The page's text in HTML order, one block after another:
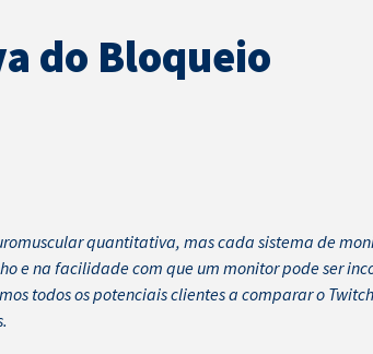
do Bloqueio
quantitativa, mas cada sistema de
e na facilidade com que um monitor pode ser
todos os potenciais clientes a comparar o